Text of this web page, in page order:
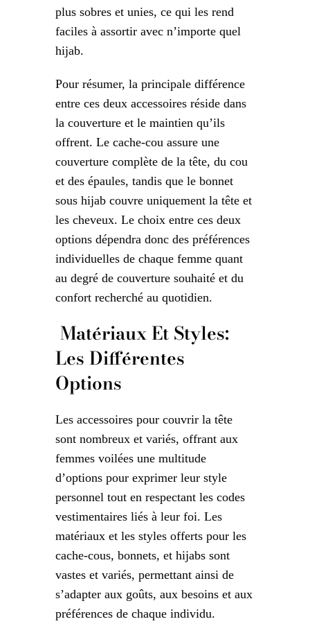
plus sobres et unies, ce qui les rend
faciles à assortir avec n’importe quel
hijab.
Pour résumer, la principale différence
entre ces deux accessoires réside dans
la couverture et le maintien qu’ils
offrent. Le cache-cou assure une
couverture complète de la tête, du cou
et des épaules, tandis que le bonnet
sous hijab couvre uniquement la tête et
les cheveux. Le choix entre ces deux
options dépendra donc des préférences
individuelles de chaque femme quant
au degré de couverture souhaité et du
confort recherché au quotidien.
Matériaux Et Styles:
Les Différentes
Options
Les accessoires pour couvrir la tête
sont nombreux et variés, offrant aux
femmes voilées une multitude
d’options pour exprimer leur style
personnel tout en respectant les codes
vestimentaires liés à leur foi. Les
matériaux et les styles offerts pour les
cache-cous, bonnets, et hijabs sont
vastes et variés, permettant ainsi de
s’adapter aux goûts, aux besoins et aux
préférences de chaque individu.